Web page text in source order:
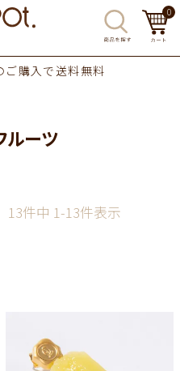
0
ご購入で送料無料
ルーツ
13件中 1 -13件表示